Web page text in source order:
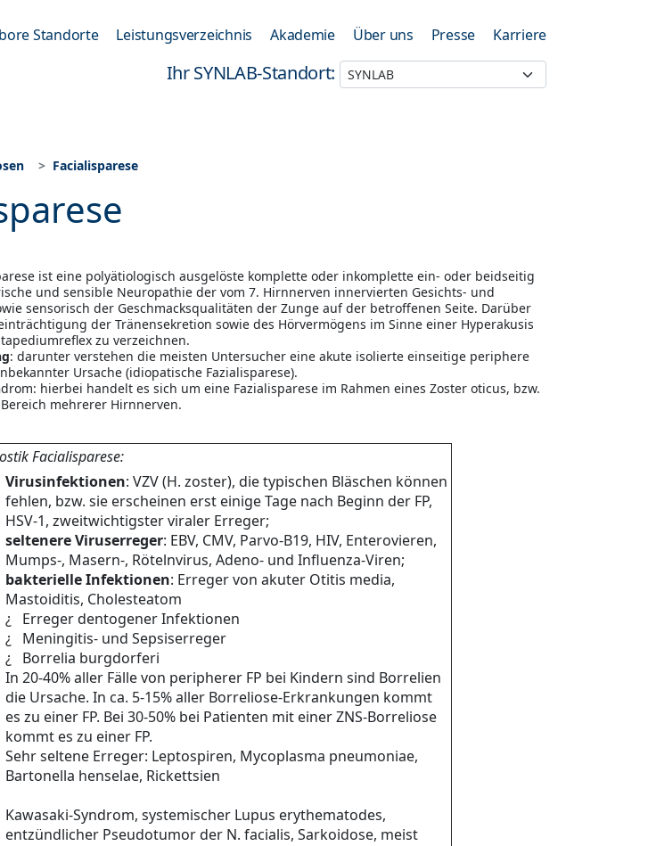
Standorte Leistungsverzeichnis Akademie Über uns Presse Karriere
Ihr SYNLAB-Standort:
Facialisparese
ist eine polyätiologisch ausgelöste komplette oder inkomplette ein- oder beidseitig
und sensible Neuropathie der vom 7. Hirnnerven innervierten Gesichts- und
sensorisch der Geschmacksqualitäten der Zunge auf der betroffenen Seite. Darüber
der Tränensekretion sowie des Hörvermögens im Sinne einer Hyperakusis
zu verzeichnen.
: darunter verstehen die meisten Untersucher eine akute isolierte einseitige periphere
Ursache (idiopatische Fazialisparese).
drom: hierbei handelt es sich um eine Fazialisparese im Rahmen eines Zoster oticus, bzw.
mehrerer Hirnnerven.
Facialisparese:
Virusinfektionen: VZV (H. zoster), die typischen Bläschen können
fehlen, bzw. sie erscheinen erst einige Tage nach Beginn der FP,
HSV-1, zweitwichtigster viraler Erreger;
seltenere Viruserreger: EBV, CMV, Parvo-B19, HIV, Enterovieren,
Mumps-, Masern-, Rötelnvirus, Adeno- und Influenza-Viren;
bakterielle Infektionen: Erreger von akuter Otitis media,
Mastoiditis, Cholesteatom
¿ Erreger dentogener Infektionen
¿ Meningitis- und Sepsiserreger
¿ Borrelia burgdorferi
In 20-40% aller Fälle von peripherer FP bei Kindern sind Borrelien
die Ursache. In ca. 5-15% aller Borreliose-Erkrankungen kommt
es zu einer FP. Bei 30-50% bei Patienten mit einer ZNS-Borreliose
kommt es zu einer FP.
Sehr seltene Erreger: Leptospiren, Mycoplasma pneumoniae,
Bartonella henselae, Rickettsien
Kawasaki-Syndrom, systemischer Lupus erythematodes,
entzündlicher Pseudotumor der N. facialis, Sarkoidose, meist